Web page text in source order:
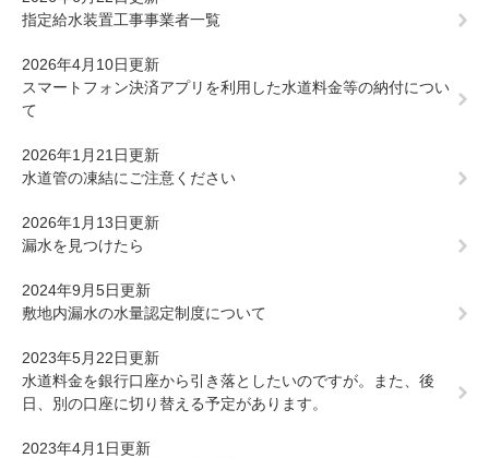
指定給水装置工事事業者一覧
2026年4月10日更新
スマートフォン決済アプリを利用した水道料金等の納付につい
て
2026年1月21日更新
水道管の凍結にご注意ください
2026年1月13日更新
漏水を見つけたら
2024年9月5日更新
敷地内漏水の水量認定制度について
2023年5月22日更新
水道料金を銀行口座から引き落としたいのですが。また、後
日、別の口座に切り替える予定があります。
2023年4月1日更新